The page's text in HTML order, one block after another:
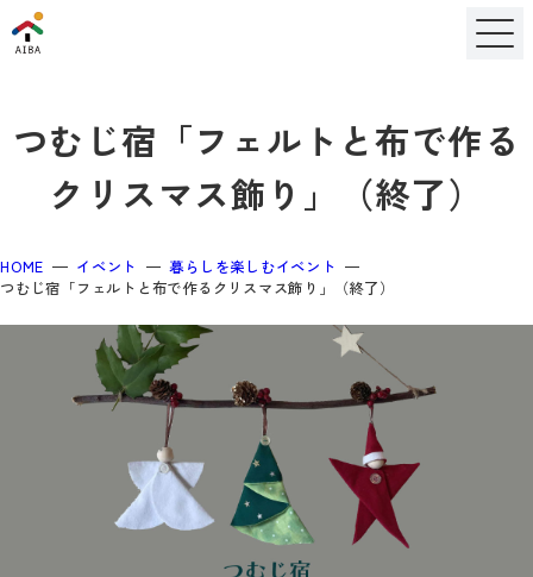
つむじ宿「フェルトと布で作る
クリスマス飾り」（終了）
HOME イベント
暮らしを楽しむイベント
つむじ宿「フェルトと布で作るクリスマス飾り」（終了）